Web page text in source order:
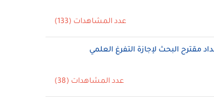
عدد المشاهدات (133)
مقترح البحث لإجازة التفرغ العلمي
عدد المشاهدات (38)